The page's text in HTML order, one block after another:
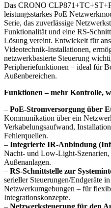
Das CRONO
leistungsstarkes PoE
Serie, das zuverlässige
Funktionalität und eine RS-
Lösung vereint. Entwickelt für
Videotechnik-Installationen,
netzwerkbasierte Steuerung
Peripheriefunktionen – ideal für
Außenbereichen.
Funktionen – mehr Kontrolle,
– PoE-Stromversorgung über
Kommunikation über ein
Verkabelungsaufwand,
Fehlerquellen.
– Integrierte IR-Anbindung
Nacht- und Low-Light-
Außenanlagen.
– RS-Schnittstelle zur
serieller Steuerungen/Endgeräte
Netzwerkumgebungen – für
Integrationskonzepte.
– Netzwerksteuerung für den